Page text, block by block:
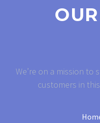
We’re on a mission
customers in